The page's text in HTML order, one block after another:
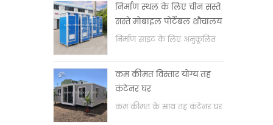
निर्माण स्थल के लिए चीन सस्ते
सस्ते मोबाइल पोर्टेबल शौचालय
निर्माण साइट के लिए अनुकूलित
कम कीमत विस्तार योग्य तह
कंटेनर घर
कम कीमत के साथ तह कंटेनर घर